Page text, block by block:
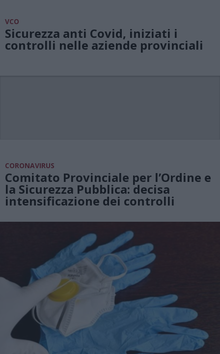
VCO
Sicurezza anti Covid, iniziati i
controlli nelle aziende provinciali
CORONAVIRUS
Comitato Provinciale per l’Ordine e
la Sicurezza Pubblica: decisa
intensificazione dei controlli